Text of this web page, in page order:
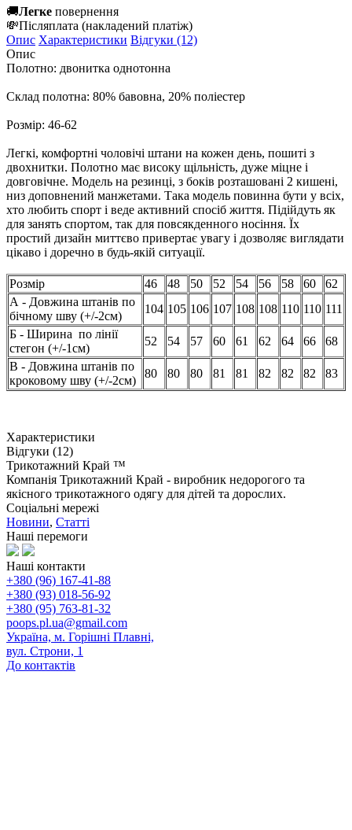
🚚Легке повернення
💸Післяплата (накладений платіж)
Опис Характеристики Відгуки (12)
Опис
Полотно: двонитка однотонна
Склад полотна: 80% бавовна, 20% поліестер
Розмір: 46-62
Легкі, комфортні чоловічі штани на кожен день, пошиті з
двохнитки. Полотно має високу щільність, дуже міцне і
довговічне. Модель на резинці, з боків розташовані 2 кишені,
низ доповнений манжетами. Така модель повинна бути у всіх,
хто любить спорт і веде активний спосіб життя. Підійдуть як
для занять спортом, так для повсякденного носіння. Їх
простий дизайн миттєво привертає увагу і дозволяє виглядати
цікаво і доречно в будь-якій ситуації.
Розмір 46 48 50 52 54 56 58 60
62
А - Довжина штанів по
бічному шву (+/-2см)
104 105 106 107 108 108 110 110 111
Б - Ширина по лінії
стегон (+/-1см)
52 54 57 60 61 62 64 66
68
В - Довжина штанів по
кроковому шву (+/-2см)
80 80 80 81 81 82 82 82 83
Характеристики
Відгуки (12)
Трикотажний Край ™
Компанія Трикотажний Край - виробник недорогого та
якісного трикотажного одягу для дітей та дорослих.
Соціальні мережі
Новини, Статті
Наші перемоги
Наші контакти
+380 (96) 167-41-88
+380 (93) 018-56-92
+380 (95) 763-81-32
poops.pl.ua@gmail.com
Україна, м. Горішні Плавні,
вул. Строни, 1
До контактів